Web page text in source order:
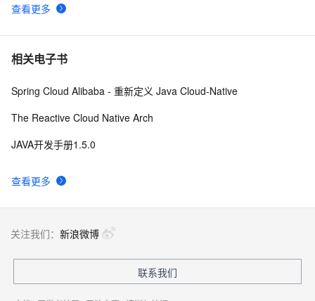
查看更多
相关电子书
查看更多
Spring Cloud Alibaba - 重新定义 Java Cloud-Native
The Reactive Cloud Native Arch
JAVA开发手册1.5.0
关注我们： 新浪微博
联系我们